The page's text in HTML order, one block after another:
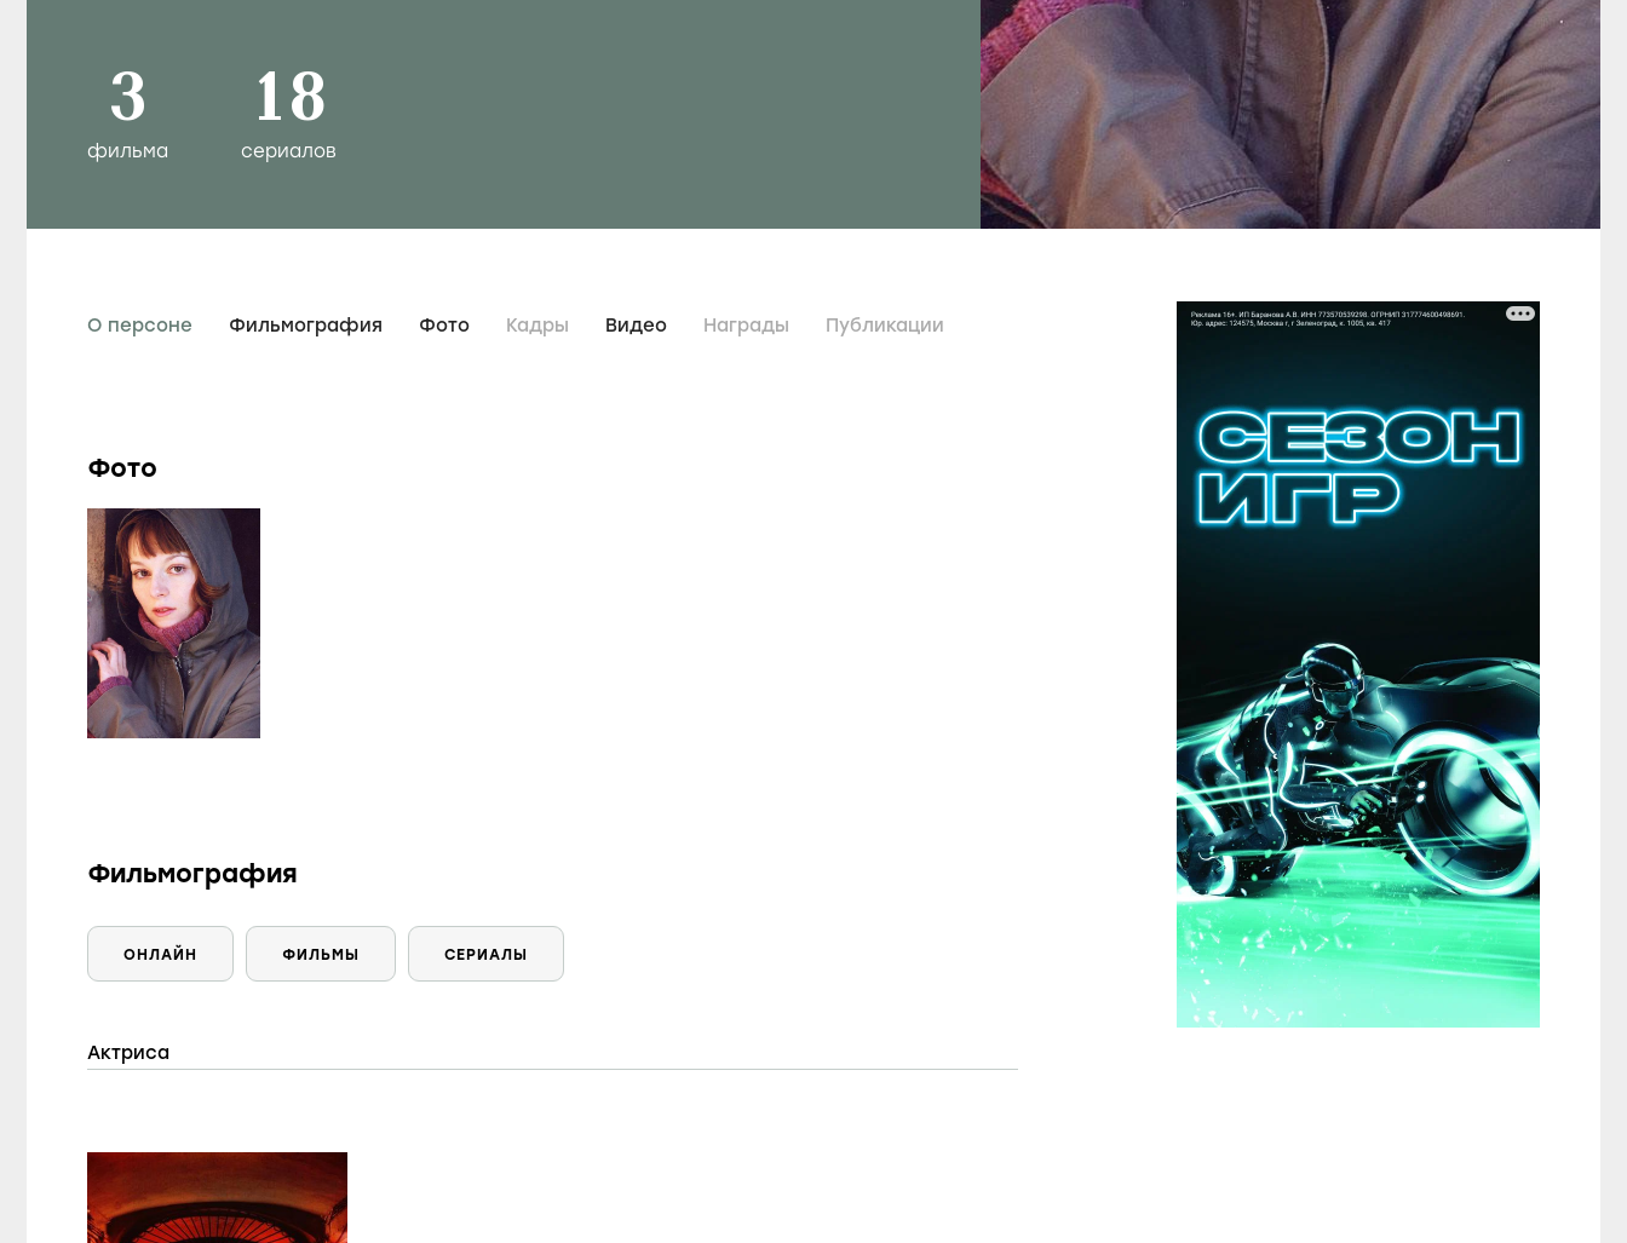
3
фильма
18
сериалов
О персоне Фильмография Фото Кадры Видео Награды Публикации
Фото
Фильмография
ОНЛАЙН ФИЛЬМЫ СЕРИАЛЫ
Актриса